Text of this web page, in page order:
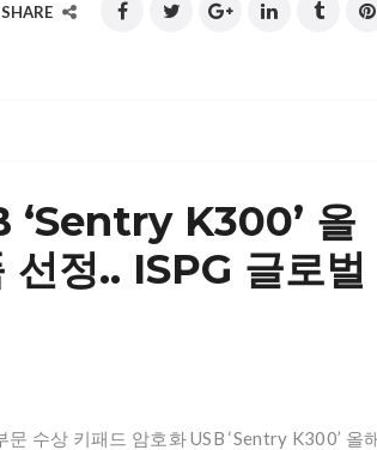
SHARE
‘Sentry K300’ 올
정.. ISPG 글로벌
수상 키패드 암호화 USB ‘Sentry K300’ 올